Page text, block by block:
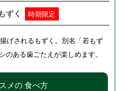
ずく 時期限定
げされるもずく。別名「若もず
のある歯ごたえが楽しめます。
メの 食べ方